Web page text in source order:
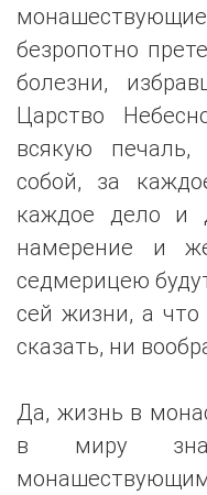
безропотно
болезни,
Царство
всякую
собой, за
каждое дело и
намерение и
седмерицею
сей жизни, а
сказать, ни
Да, жизнь в
в миру